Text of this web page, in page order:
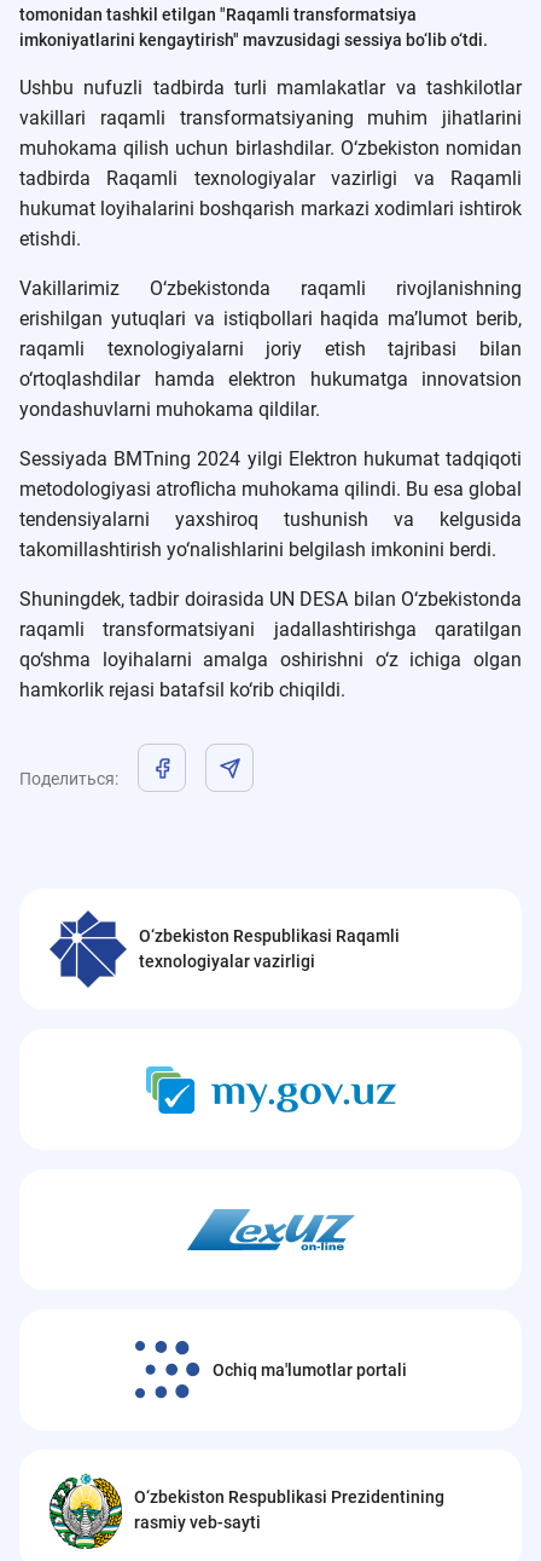
tomonidan tashkil etilgan "Raqamli transformatsiya
imkoniyatlarini kengaytirish" mavzusidagi sessiya bo‘lib o‘tdi.
Ushbu nufuzli tadbirda turli mamlakatlar va tashkilotlar
vakillari raqamli transformatsiyaning muhim jihatlarini
muhokama qilish uchun birlashdilar. O‘zbekiston nomidan
tadbirda Raqamli texnologiyalar vazirligi va Raqamli
hukumat loyihalarini boshqarish markazi xodimlari ishtirok
etishdi.
Vakillarimiz O‘zbekistonda raqamli rivojlanishning
erishilgan yutuqlari va istiqbollari haqida ma’lumot berib,
raqamli texnologiyalarni joriy etish tajribasi bilan
o‘rtoqlashdilar hamda elektron hukumatga innovatsion
yondashuvlarni muhokama qildilar.
Sessiyada BMTning 2024 yilgi Elektron hukumat tadqiqoti
metodologiyasi atroflicha muhokama qilindi. Bu esa global
tendensiyalarni yaxshiroq tushunish va kelgusida
takomillashtirish yo‘nalishlarini belgilash imkonini berdi.
Shuningdek, tadbir doirasida UN DESA bilan O‘zbekistonda
raqamli transformatsiyani jadallashtirishga qaratilgan
qo‘shma loyihalarni amalga oshirishni o‘z ichiga olgan
hamkorlik rejasi batafsil ko‘rib chiqildi.
Поделиться:
O‘zbekiston Respublikasi Raqamli
texnologiyalar vazirligi
Ochiq ma'lumotlar portali
O‘zbekiston Respublikasi Prezidentining
rasmiy veb-sayti